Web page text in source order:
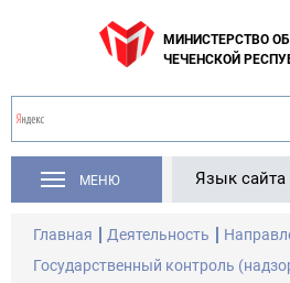
МИНИСТЕРСТВО
ЧЕЧЕНСКОЙ
МЕНЮ Язык сайта
Главная Деятельность
Государственный контроль